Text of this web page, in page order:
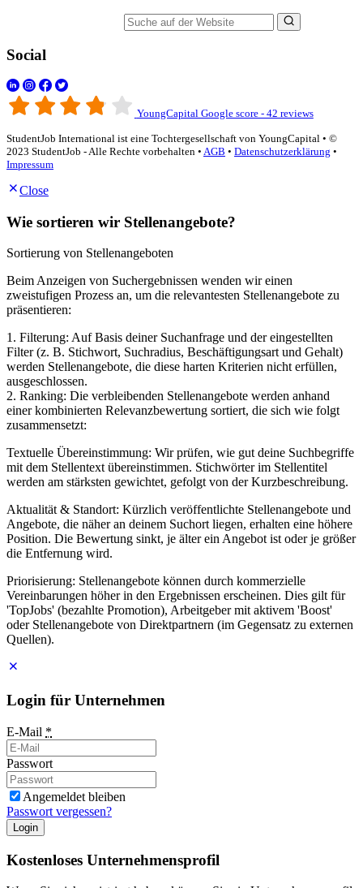
Social
YoungCapital Google score - 42 reviews
StudentJob International ist eine Tochtergesellschaft von YoungCapital • ©
2023 StudentJob - Alle Rechte vorbehalten • AGB • Datenschutzerklärung •
Impressum
Close
Wie sortieren wir Stellenangebote?
Sortierung von Stellenangeboten
Beim Anzeigen von Suchergebnissen wenden wir einen
zweistufigen Prozess an, um die relevantesten Stellenangebote zu
präsentieren:
1. Filterung: Auf Basis deiner Suchanfrage und der eingestellten
Filter (z. B. Stichwort, Suchradius, Beschäftigungsart und Gehalt)
werden Stellenangebote, die diese harten Kriterien nicht erfüllen,
ausgeschlossen.
2. Ranking: Die verbleibenden Stellenangebote werden anhand
einer kombinierten Relevanzbewertung sortiert, die sich wie folgt
zusammensetzt:
Textuelle Übereinstimmung: Wir prüfen, wie gut deine Suchbegriffe
mit dem Stellentext übereinstimmen. Stichwörter im Stellentitel
werden am stärksten gewichtet, gefolgt von der Kurzbeschreibung.
Aktualität & Standort: Kürzlich veröffentlichte Stellenangebote und
Angebote, die näher an deinem Suchort liegen, erhalten eine höhere
Position. Die Bewertung sinkt, je älter ein Angebot ist oder je größer
die Entfernung wird.
Priorisierung: Stellenangebote können durch kommerzielle
Vereinbarungen höher in den Ergebnissen erscheinen. Dies gilt für
'TopJobs' (bezahlte Promotion), Arbeitgeber mit aktivem 'Boost'
oder Stellenangebote von Direktpartnern (im Gegensatz zu externen
Quellen).
Login für Unternehmen
E-Mail *
Passwort
Angemeldet bleiben
Passwort vergessen?
Login
Kostenloses Unternehmensprofil